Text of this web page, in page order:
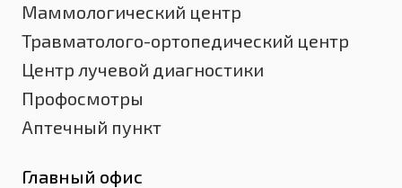
Маммологический центр
Травматолого-ортопедический центр
Центр лучевой диагностики
Профосмотры
Аптечный пункт
Главный офис